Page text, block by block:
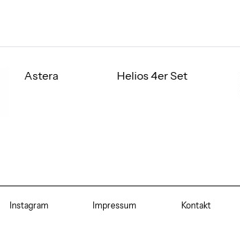
Helios 4er Set
Astera
Instagram Impressum Kontakt